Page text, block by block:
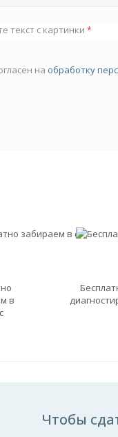
текст с картинки *
на обработку
в
Чтобы